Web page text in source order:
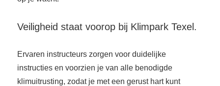
Veiligheid staat voorop bij Klimpark Texel.
Ervaren instructeurs zorgen voor duidelijke
instructies en voorzien je van alle benodigde
klimuitrusting, zodat je met een gerust hart kunt